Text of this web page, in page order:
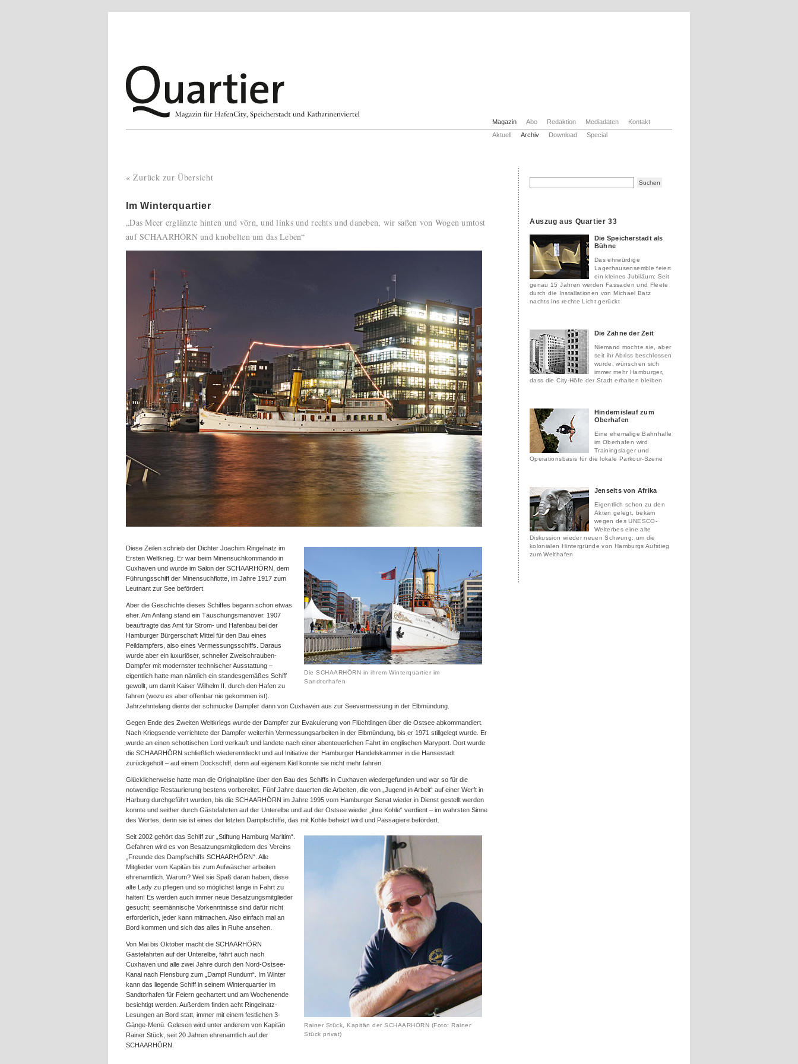
Magazin
Aktuell
Archiv Download Special
Abo Redaktion Mediadaten Kontakt
Auszug aus Quartier 33
Die Speicherstadt als
Bühne
Das ehrwürdige
Lagerhausensemble feiert
ein kleines Jubiläum: Seit
genau 15 Jahren werden Fassaden und Fleete
durch die Installationen von Michael Batz
nachts ins rechte Licht gerückt
Die Zähne der Zeit
Niemand mochte sie, aber
seit ihr Abriss beschlossen
wurde, wünschen sich
immer mehr Hamburger,
dass die City-Höfe der Stadt erhalten bleiben
Hindernislauf zum
Oberhafen
Eine ehemalige Bahnhalle
im Oberhafen wird
Trainingslager und
Operationsbasis für die lokale Parkour-Szene
Jenseits von Afrika
Eigentlich schon zu den
Akten gelegt, bekam
wegen des UNESCO-
Welterbes eine alte
Diskussion wieder neuen Schwung: um die
kolonialen Hintergründe von Hamburgs Aufstieg
zum Welthafen
« Zurück zur Übersicht
Im Winterquartier
„Das Meer erglänzte hinten und vörn, und links und rechts und daneben, wir saßen von Wogen umtost
auf SCHAARHÖRN und knobelten um das Leben“
Die SCHAARHÖRN in ihrem Winterquartier im
Sandtorhafen
Diese Zeilen schrieb der Dichter Joachim Ringelnatz im
Ersten Weltkrieg. Er war beim Minensuchkommando in
Cuxhaven und wurde im Salon der SCHAARHÖRN, dem
Führungsschiff der Minensuchflotte, im Jahre 1917 zum
Leutnant zur See befördert.
Aber die Geschichte dieses Schiffes begann schon etwas
eher. Am Anfang stand ein Täuschungsmanöver. 1907
beauftragte das Amt für Strom- und Hafenbau bei der
Hamburger Bürgerschaft Mittel für den Bau eines
Peildampfers, also eines Vermessungsschiffs. Daraus
wurde aber ein luxuriöser, schneller Zweischrauben-
Dampfer mit modernster technischer Ausstattung –
eigentlich hatte man nämlich ein standesgemäßes Schiff
gewollt, um damit Kaiser Wilhelm II. durch den Hafen zu
fahren (wozu es aber offenbar nie gekommen ist).
Jahrzehntelang diente der schmucke Dampfer dann von Cuxhaven aus zur Seevermessung in der Elbmündung.
Gegen Ende des Zweiten Weltkriegs wurde der Dampfer zur Evakuierung von Flüchtlingen über die Ostsee abkommandiert.
Nach Kriegsende verrichtete der Dampfer weiterhin Vermessungsarbeiten in der Elbmündung, bis er 1971 stillgelegt wurde. Er
wurde an einen schottischen Lord verkauft und landete nach einer abenteuerlichen Fahrt im englischen Maryport. Dort wurde
die SCHAARHÖRN schließlich wiederentdeckt und auf Initiative der Hamburger Handelskammer in die Hansestadt
zurückgeholt – auf einem Dockschiff, denn auf eigenem Kiel konnte sie nicht mehr fahren.
Glücklicherweise hatte man die Originalpläne über den Bau des Schiffs in Cuxhaven wiedergefunden und war so für die
notwendige Restaurierung bestens vorbereitet. Fünf Jahre dauerten die Arbeiten, die von „Jugend in Arbeit“ auf einer Werft in
Harburg durchgeführt wurden, bis die SCHAARHÖRN im Jahre 1995 vom Hamburger Senat wieder in Dienst gestellt werden
konnte und seither durch Gästefahrten auf der Unterelbe und auf der Ostsee wieder „ihre Kohle“ verdient – im wahrsten Sinne
des Wortes, denn sie ist eines der letzten Dampfschiffe, das mit Kohle beheizt wird und Passagiere befördert.
Rainer Stück, Kapitän der SCHAARHÖRN (Foto: Rainer
Stück privat)
Seit 2002 gehört das Schiff zur „Stiftung Hamburg Maritim“.
Gefahren wird es von Besatzungsmitgliedern des Vereins
„Freunde des Dampfschiffs SCHAARHÖRN“. Alle
Mitglieder vom Kapitän bis zum Aufwäscher arbeiten
ehrenamtlich. Warum? Weil sie Spaß daran haben, diese
alte Lady zu pflegen und so möglichst lange in Fahrt zu
halten! Es werden auch immer neue Besatzungsmitglieder
gesucht; seemännische Vorkenntnisse sind dafür nicht
erforderlich, jeder kann mitmachen. Also einfach mal an
Bord kommen und sich das alles in Ruhe ansehen.
Von Mai bis Oktober macht die SCHAARHÖRN
Gästefahrten auf der Unterelbe, fährt auch nach
Cuxhaven und alle zwei Jahre durch den Nord-Ostsee-
Kanal nach Flensburg zum „Dampf Rundum“. Im Winter
kann das liegende Schiff in seinem Winterquartier im
Sandtorhafen für Feiern gechartert und am Wochenende
besichtigt werden. Außerdem finden acht Ringelnatz-
Lesungen an Bord statt, immer mit einem festlichen 3-
Gänge-Menü. Gelesen wird unter anderem von Kapitän
Rainer Stück, seit 20 Jahren ehrenamtlich auf der
SCHAARHÖRN.